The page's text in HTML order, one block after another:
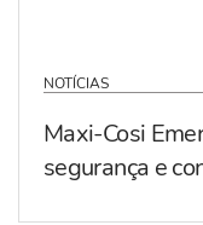
NOTÍCIAS
Maxi-Cosi
segurança e